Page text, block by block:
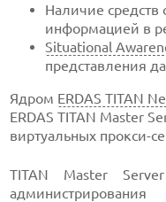
Наличие
информацией в
Situational
представления
Ядром ERDAS TITAN
ERDAS TITAN Master
виртуальных прокси-
TITAN Master